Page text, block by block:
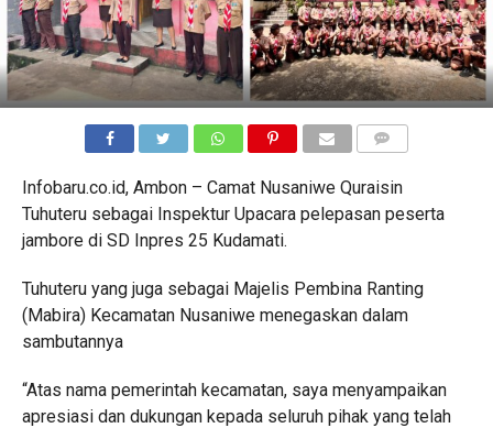
Infobaru.co.id, Ambon – Camat Nusaniwe Quraisin
Tuhuteru sebagai Inspektur Upacara pelepasan peserta
jambore di SD Inpres 25 Kudamati.
Tuhuteru yang juga sebagai Majelis Pembina Ranting
(Mabira) Kecamatan Nusaniwe menegaskan dalam
sambutannya
“Atas nama pemerintah kecamatan, saya menyampaikan
apresiasi dan dukungan kepada seluruh pihak yang telah